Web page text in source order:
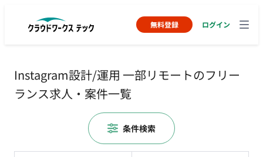
無料登録 ログイン
Instagram設計/運用 一部リモートのフリー
ランス求人・案件一覧
条件検索